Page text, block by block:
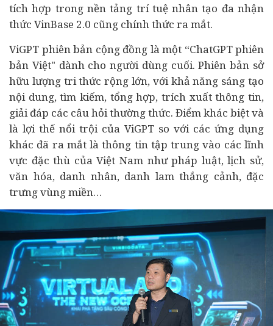
tích hợp trong nền tảng trí tuệ nhân tạo đa nhận
thức VinBase 2.0 cũng chính thức ra mắt.
ViGPT phiên bản cộng đồng là một “ChatGPT phiên
bản Việt" dành cho người dùng cuối. Phiên bản sở
hữu lượng tri thức rộng lớn, với khả năng sáng tạo
nội dung, tìm kiếm, tổng hợp, trích xuất thông tin,
giải đáp các câu hỏi thường thức. Điểm khác biệt và
là lợi thế nổi trội của ViGPT so với các ứng dụng
khác đã ra mắt là thông tin tập trung vào các lĩnh
vực đặc thù của Việt Nam như pháp luật, lịch sử,
văn hóa, danh nhân, danh lam thắng cảnh, đặc
trưng vùng miền…